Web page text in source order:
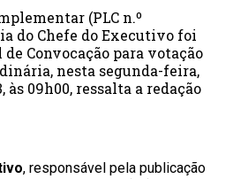
(PLC n.º
do Chefe do Executivo foi
Convocação para votação
nesta segunda-feira,
às 09h00, ressalta a redação
, responsável pela publicação